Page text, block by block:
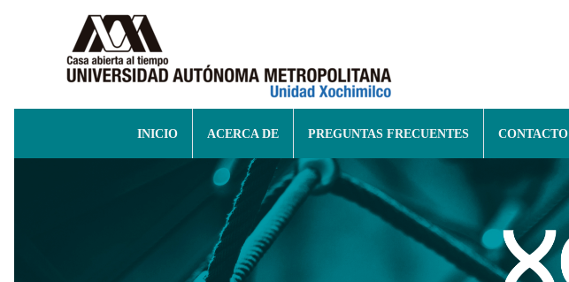
INICIO ACERCA DE PREGUNTAS FRECUENTES CONTACTO